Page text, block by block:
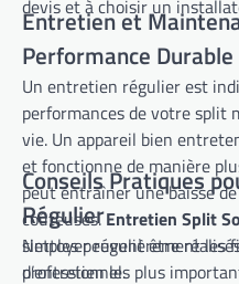
devis et à choisir un
Entretien et
Performance Durable
Un entretien régulier est
performances de votre split
vie. Un appareil bien entretenu consomme moins d’énergie
et fonctionne de manière plus efficace.
peut entraîner une baisse
coûteuses.Entretien Split
simples peuvent être
professionnel.
Conseils Pratiques
Régulier
Nettoyer régulièrement les
d’entretien les plus importantes. Des filtres